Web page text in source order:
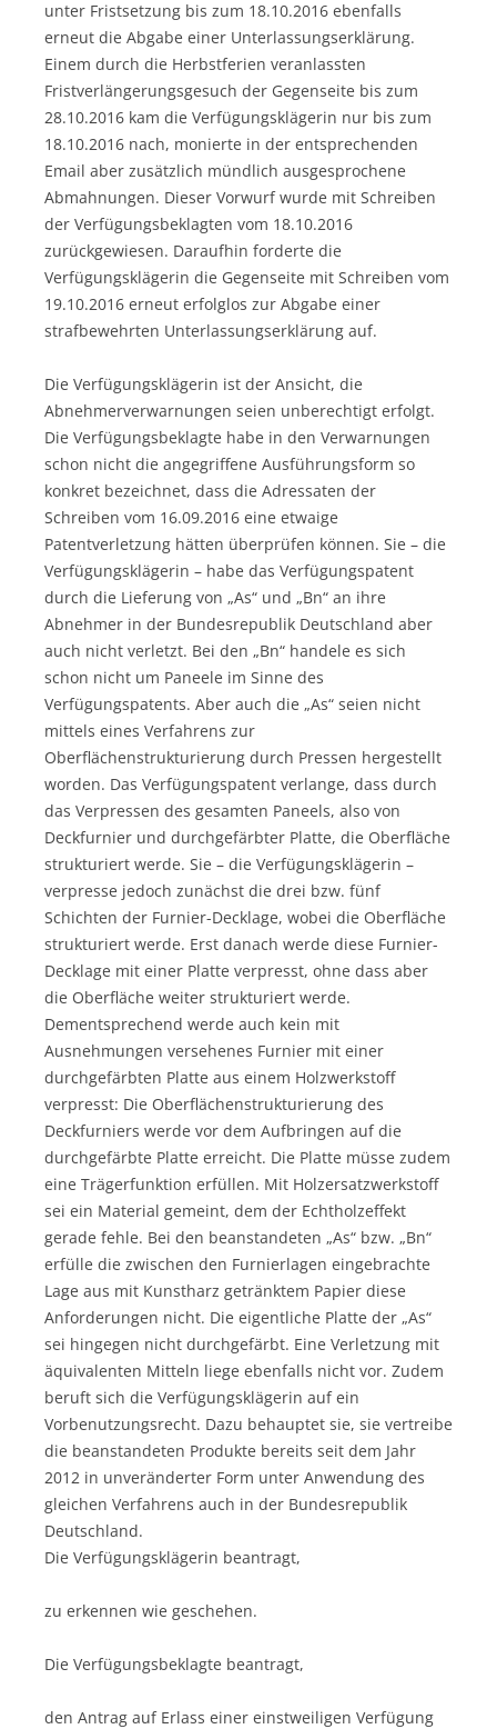
unter Fristsetzung bis zum 18.10.2016 ebenfalls
erneut die Abgabe einer Unterlassungserklärung.
Einem durch die Herbstferien veranlassten
Fristverlängerungsgesuch der Gegenseite bis zum
28.10.2016 kam die Verfügungsklägerin nur bis zum
18.10.2016 nach, monierte in der entsprechenden
Email aber zusätzlich mündlich ausgesprochene
Abmahnungen. Dieser Vorwurf wurde mit Schreiben
der Verfügungsbeklagten vom 18.10.2016
zurückgewiesen. Daraufhin forderte die
Verfügungsklägerin die Gegenseite mit Schreiben vom
19.10.2016 erneut erfolglos zur Abgabe einer
strafbewehrten Unterlassungserklärung auf.
Die Verfügungsklägerin ist der Ansicht, die
Abnehmerverwarnungen seien unberechtigt erfolgt.
Die Verfügungsbeklagte habe in den Verwarnungen
schon nicht die angegriffene Ausführungsform so
konkret bezeichnet, dass die Adressaten der
Schreiben vom 16.09.2016 eine etwaige
Patentverletzung hätten überprüfen können. Sie – die
Verfügungsklägerin – habe das Verfügungspatent
durch die Lieferung von „As“ und „Bn“ an ihre
Abnehmer in der Bundesrepublik Deutschland aber
auch nicht verletzt. Bei den „Bn“ handele es sich
schon nicht um Paneele im Sinne des
Verfügungspatents. Aber auch die „As“ seien nicht
mittels eines Verfahrens zur
Oberflächenstrukturierung durch Pressen hergestellt
worden. Das Verfügungspatent verlange, dass durch
das Verpressen des gesamten Paneels, also von
Deckfurnier und durchgefärbter Platte, die Oberfläche
strukturiert werde. Sie – die Verfügungsklägerin –
verpresse jedoch zunächst die drei bzw. fünf
Schichten der Furnier-Decklage, wobei die Oberfläche
strukturiert werde. Erst danach werde diese Furnier-
Decklage mit einer Platte verpresst, ohne dass aber
die Oberfläche weiter strukturiert werde.
Dementsprechend werde auch kein mit
Ausnehmungen versehenes Furnier mit einer
durchgefärbten Platte aus einem Holzwerkstoff
verpresst: Die Oberflächenstrukturierung des
Deckfurniers werde vor dem Aufbringen auf die
durchgefärbte Platte erreicht. Die Platte müsse zudem
eine Trägerfunktion erfüllen. Mit Holzersatzwerkstoff
sei ein Material gemeint, dem der Echtholzeffekt
gerade fehle. Bei den beanstandeten „As“ bzw. „Bn“
erfülle die zwischen den Furnierlagen eingebrachte
Lage aus mit Kunstharz getränktem Papier diese
Anforderungen nicht. Die eigentliche Platte der „As“
sei hingegen nicht durchgefärbt. Eine Verletzung mit
äquivalenten Mitteln liege ebenfalls nicht vor. Zudem
beruft sich die Verfügungsklägerin auf ein
Vorbenutzungsrecht. Dazu behauptet sie, sie vertreibe
die beanstandeten Produkte bereits seit dem Jahr
2012 in unveränderter Form unter Anwendung des
gleichen Verfahrens auch in der Bundesrepublik
Deutschland.
Die Verfügungsklägerin beantragt,
zu erkennen wie geschehen.
Die Verfügungsbeklagte beantragt,
den Antrag auf Erlass einer einstweiligen Verfügung